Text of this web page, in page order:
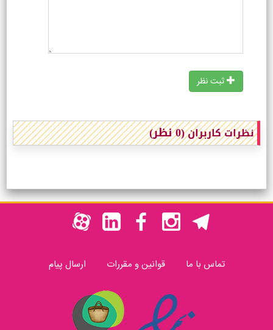
ثبت نظر
نظرات کاربران(0 نظر)
تماس با ما قوانین و مقررات ارسال پیام